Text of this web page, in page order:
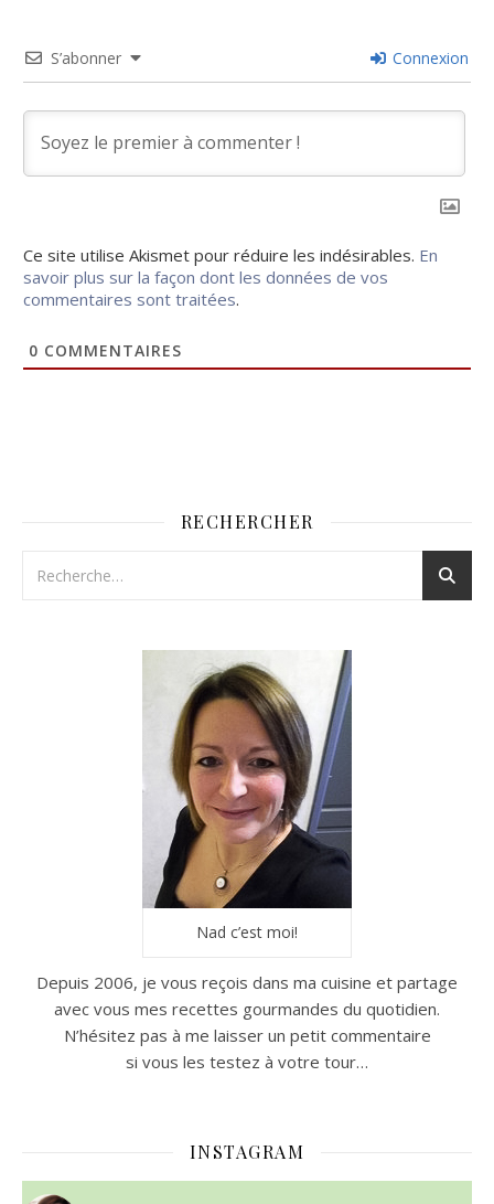
S’abonner Connexion
Ce site utilise Akismet pour réduire les indésirables. En
savoir plus sur la façon dont les données de vos
commentaires sont traitées.
0 COMMENTAIRES
RECHERCHER
Nad c’est moi!
Depuis 2006, je vous reçois dans ma cuisine et partage
avec vous mes recettes gourmandes du quotidien.
N’hésitez pas à me laisser un petit commentaire
si vous les testez à votre tour…
INSTAGRAM